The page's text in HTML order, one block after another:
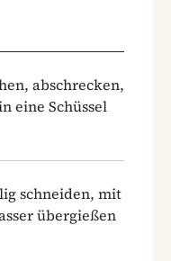
abschrecken,
eine Schüssel
schneiden, mit
übergießen